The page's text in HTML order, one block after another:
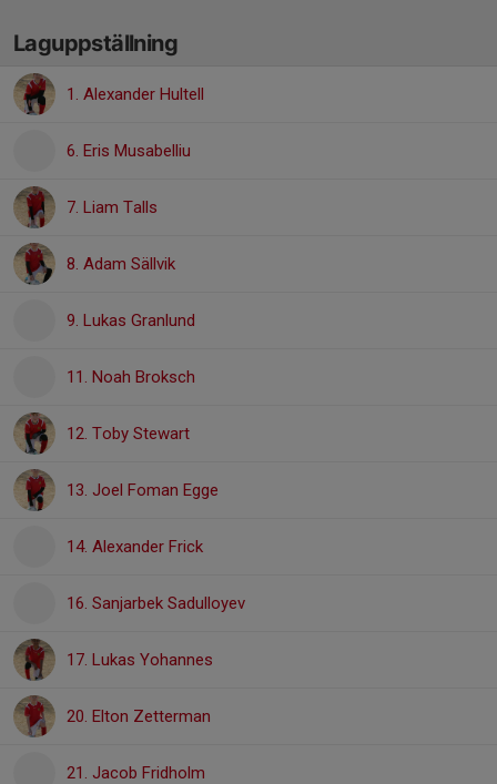
Laguppställning
1. Alexander Hultell
6. Eris Musabelliu
7. Liam Talls
8. Adam Sällvik
9. Lukas Granlund
11. Noah Broksch
12. Toby Stewart
13. Joel Foman Egge
14. Alexander Frick
16. Sanjarbek Sadulloyev
17. Lukas Yohannes
20. Elton Zetterman
21. Jacob Fridholm